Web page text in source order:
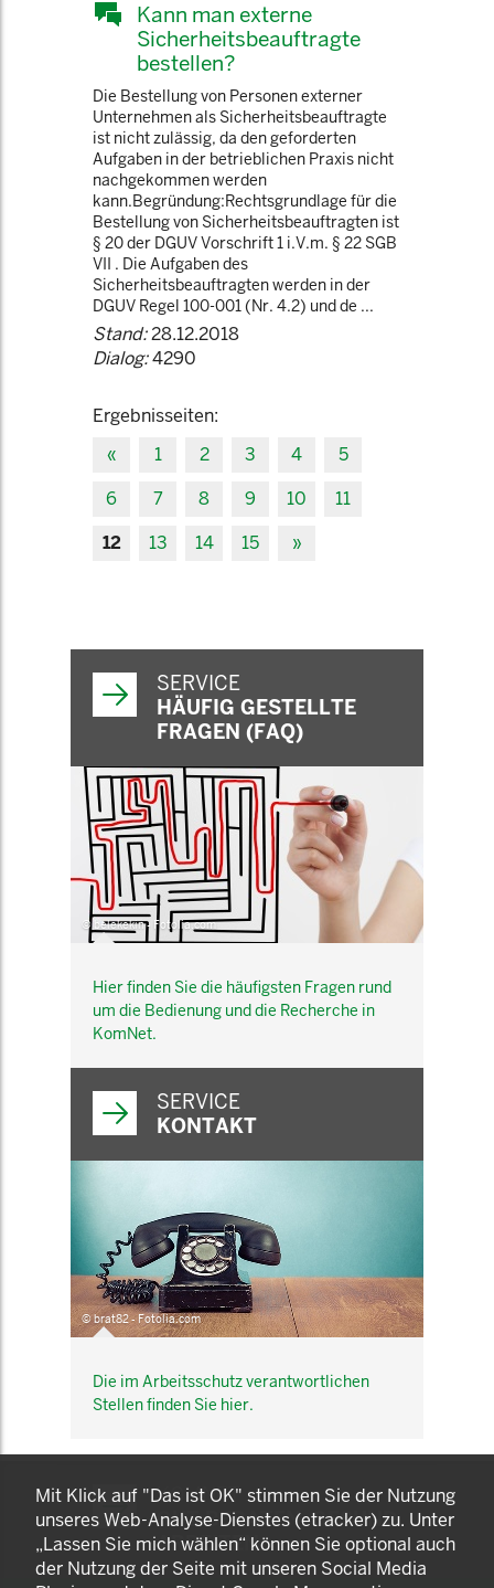
Kann man externe
Sicherheitsbeauftragte
bestellen?
Die Bestellung von Personen externer
Unternehmen als Sicherheitsbeauftragte
ist nicht zulässig, da den geforderten
Aufgaben in der betrieblichen Praxis nicht
nachgekommen werden
kann.Begründung:Rechtsgrundlage für die
Bestellung von Sicherheitsbeauftragten ist
§ 20 der DGUV Vorschrift 1 i.V.m. § 22 SGB
VII . Die Aufgaben des
Sicherheitsbeauftragten werden in der
DGUV Regel 100-001 (Nr. 4.2) und de ...
Stand:28.12.2018
Dialog:4290
Ergebnisseiten:
«
1 2 3 4
5
6
7 8 9 10
11
12
13 14 15 »
SERVICE
HÄUFIG GESTELLTE
FRAGEN (FAQ)
© belekekin - Fotolia.com
Hier finden Sie die häufigsten Fragen rund
um die Bedienung und die Recherche in
KomNet.
SERVICE
KONTAKT
© brat82 - Fotolia.com
Die im Arbeitsschutz verantwortlichen
Stellen finden Sie hier.
KOMNET
GUT BERATEN. GESUND
ARBEITEN.
Mit Klick auf "Das ist OK" stimmen Sie der Nutzung
unseres Web-Analyse-Dienstes (etracker) zu. Unter
„Lassen Sie mich wählen“ können Sie optional auch
der Nutzung der Seite mit unseren Social Media